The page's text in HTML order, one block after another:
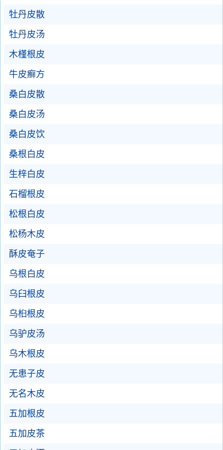
牡丹皮散
牡丹皮汤
木槿根皮
牛皮癣方
桑白皮散
桑白皮汤
桑白皮饮
桑根白皮
生梓白皮
石榴根皮
松根白皮
松杨木皮
酥皮奄子
乌根白皮
乌臼根皮
乌桕根皮
乌驴皮汤
乌木根皮
无患子皮
无名木皮
五加根皮
五加皮茶